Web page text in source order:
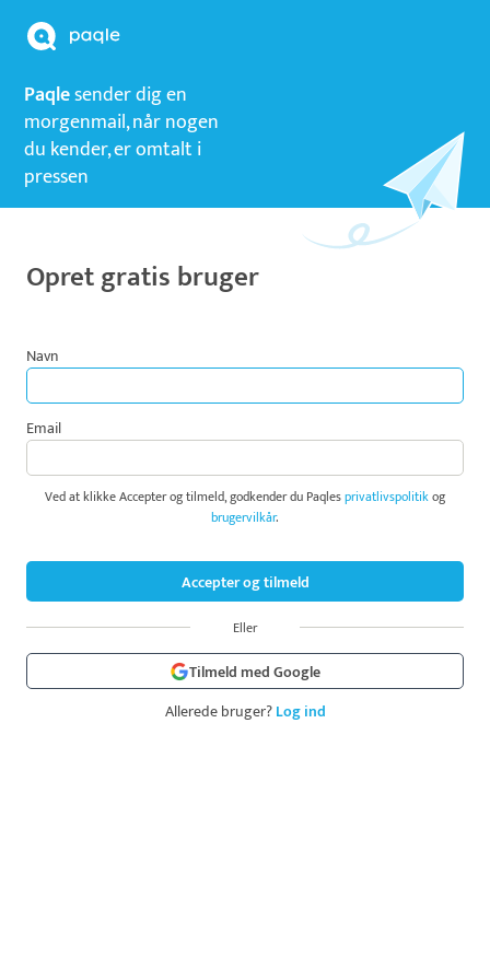
Opret gratis bruger
Navn
Email
Ved at klikke Accepter og tilmeld, godkender du Paqlesprivatlivspolitikog
brugervilkår.
Accepter og tilmeld
Eller
Tilmeld med Google
Allerede bruger?Log ind
Paqlesender dig en
morgenmail, når nogen
du kender, er omtalt i
pressen